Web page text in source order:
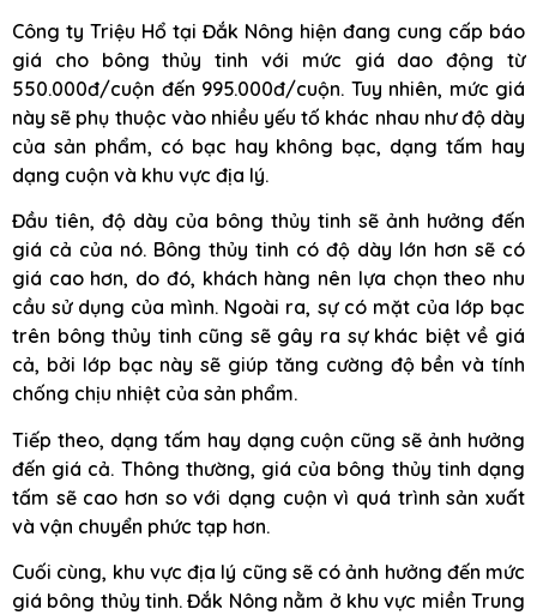
Công ty Triệu Hổ tại Đắk Nông hiện đang cung cấp báo
giá cho bông thủy tinh với mức giá dao động từ
550.000đ/cuộn đến 995.000đ/cuộn. Tuy nhiên, mức giá
này sẽ phụ thuộc vào nhiều yếu tố khác nhau như độ dày
của sản phẩm, có bạc hay không bạc, dạng tấm hay
dạng cuộn và khu vực địa lý.
Đầu tiên, độ dày của bông thủy tinh sẽ ảnh hưởng đến
giá cả của nó. Bông thủy tinh có độ dày lớn hơn sẽ có
giá cao hơn, do đó, khách hàng nên lựa chọn theo nhu
cầu sử dụng của mình. Ngoài ra, sự có mặt của lớp bạc
trên bông thủy tinh cũng sẽ gây ra sự khác biệt về giá
cả, bởi lớp bạc này sẽ giúp tăng cường độ bền và tính
chống chịu nhiệt của sản phẩm.
Tiếp theo, dạng tấm hay dạng cuộn cũng sẽ ảnh hưởng
đến giá cả. Thông thường, giá của bông thủy tinh dạng
tấm sẽ cao hơn so với dạng cuộn vì quá trình sản xuất
và vận chuyển phức tạp hơn.
Cuối cùng, khu vực địa lý cũng sẽ có ảnh hưởng đến mức
giá bông thủy tinh. Đắk Nông nằm ở khu vực miền Trung